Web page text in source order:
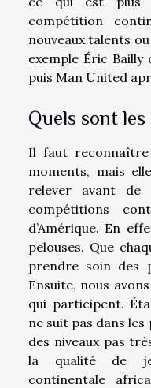
compétition
nouveaux talents
exemple Éric
puis Man United
Quels sont
Il faut
moments, mais
relever avant de
compétitions
d’Amérique. En
pelouses. Que
prendre soin des
Ensuite, nous
qui participent.
ne suit pas dans
des niveaux pas
la qualité de
continentale